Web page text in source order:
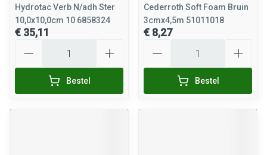
Hydrotac Verb N/adh Ster
10,0x10,0cm 10 6858324
€ 35,11
Bestel
Cederroth Soft Foam Bruin
3cmx4,5m 51011018
€ 8,27
Bestel